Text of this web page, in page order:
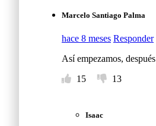
Marcelo Santiago Palma
hace 8 meses Responder
Así empezamos,
15
13
Isaac